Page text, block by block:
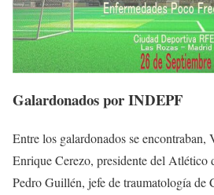
Galardonados por INDEPF
Entre los galardonados se encontraban,
Enrique Cerezo, presidente del Atlético
Pedro Guillén, jefe de traumatología de